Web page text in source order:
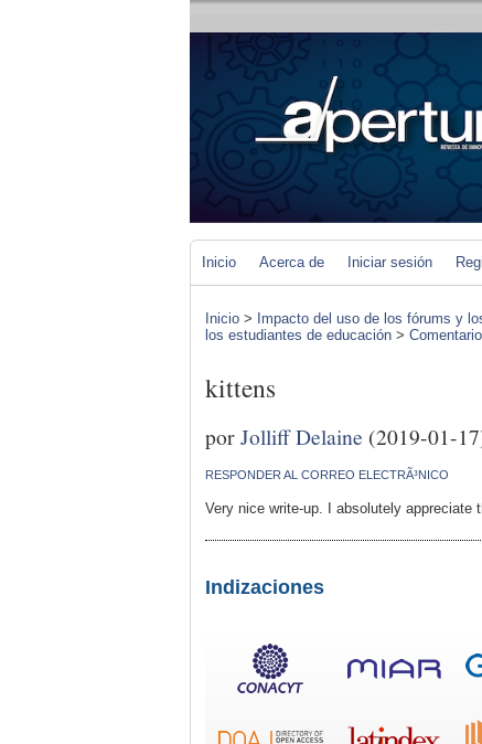
Inicio Acerca de Iniciar sesión
Inicio > Impacto del uso de los fórums y
los estudiantes de educación >
kittens
porJolliff Delaine (2019-01-
RESPONDER AL CORREO ELECTRÃ³NICO
Very nice write-up. I absolutely appreciate
Indizaciones